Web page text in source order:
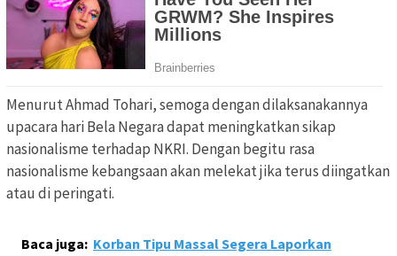
Menurut Ahmad Tohari, semoga dengan dilaksanakannya
upacara hari Bela Negara dapat meningkatkan sikap
nasionalisme terhadap NKRI. Dengan begitu rasa
nasionalisme kebangsaan akan melekat jika terus diingatkan
atau di peringati.
Baca juga: Korban Tipu Massal Segera Laporkan